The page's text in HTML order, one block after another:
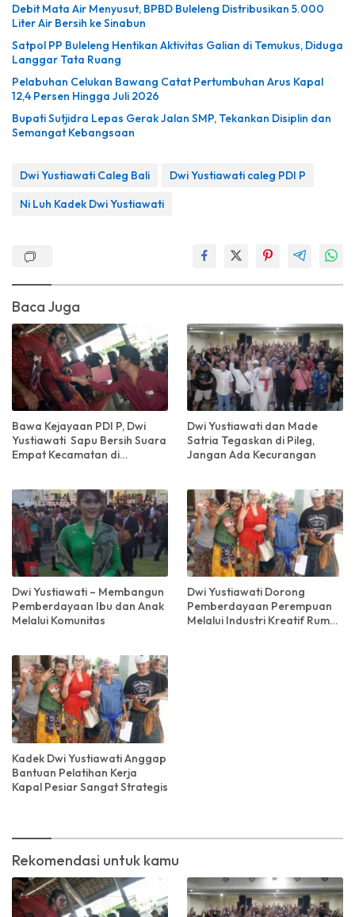
Debit Mata Air Menyusut, BPBD Buleleng Distribusikan 5.000
Liter Air Bersih ke Sinabun
Satpol PP Buleleng Hentikan Aktivitas Galian di Temukus, Diduga
Langgar Tata Ruang
Pelabuhan Celukan Bawang Catat Pertumbuhan Arus Kapal
12,4 Persen Hingga Juli 2026
Bupati Sutjidra Lepas Gerak Jalan SMP, Tekankan Disiplin dan
Semangat Kebangsaan
Dwi Yustiawati Caleg Bali
Dwi Yustiawati caleg PDI P
Ni Luh Kadek Dwi Yustiawati
Baca Juga
Bawa Kejayaan PDI P, Dwi
Yustiawati Sapu Bersih Suara
Empat Kecamatan di
Dwi Yustiawati dan Made
Satria Tegaskan di Pileg,
Jangan Ada Kecurangan
Dwi Yustiawati – Membangun
Pemberdayaan Ibu dan Anak
Melalui Komunitas
Dwi Yustiawati Dorong
Pemberdayaan Perempuan
Melalui Industri Kreatif Rumah
Kadek Dwi Yustiawati Anggap
Bantuan Pelatihan Kerja
Kapal Pesiar Sangat Strategis
Rekomendasi untuk kamu